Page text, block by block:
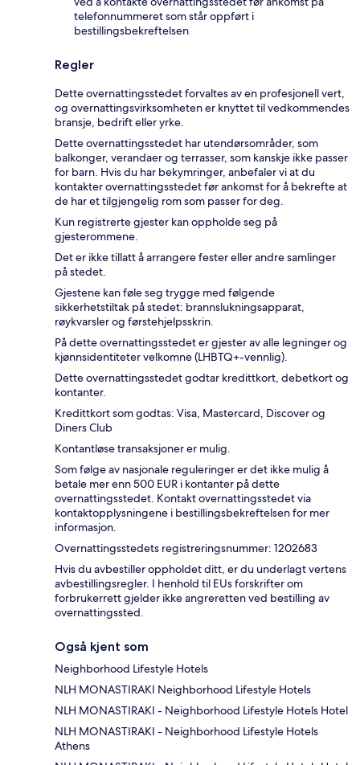
telefonnummeret som står oppført i
bestillingsbekreftelsen
Regler
Dette overnattingsstedet forvaltes av en profesjonell vert,
og overnattingsvirksomheten er knyttet til vedkommendes
bransje, bedrift eller yrke.
Dette overnattingsstedet har utendørsområder, som
balkonger, verandaer og terrasser, som kanskje ikke passer
for barn. Hvis du har bekymringer, anbefaler vi at du
kontakter overnattingsstedet før ankomst for å bekrefte at
de har et tilgjengelig rom som passer for deg.
Kun registrerte gjester kan oppholde seg på
gjesterommene.
Det er ikke tillatt å arrangere fester eller andre samlinger
på stedet.
Gjestene kan føle seg trygge med følgende
sikkerhetstiltak på stedet: brannslukningsapparat,
røykvarsler og førstehjelpsskrin.
På dette overnattingsstedet er gjester av alle legninger og
kjønnsidentiteter velkomne (LHBTQ+-vennlig).
Dette overnattingsstedet godtar kredittkort, debetkort og
kontanter.
Kredittkort som godtas: Visa, Mastercard, Discover og
Diners Club
Kontantløse transaksjoner er mulig.
Som følge av nasjonale reguleringer er det ikke mulig å
betale mer enn 500 EUR i kontanter på dette
overnattingsstedet. Kontakt overnattingsstedet via
kontaktopplysningene i bestillingsbekreftelsen for mer
informasjon.
Overnattingsstedets registreringsnummer: 1202683
Hvis du avbestiller oppholdet ditt, er du underlagt vertens
avbestillingsregler. I henhold til EUs forskrifter om
forbrukerrett gjelder ikke angreretten ved bestilling av
overnattingssted.
Også kjent som
Neighborhood Lifestyle Hotels
NLH MONASTIRAKI Neighborhood Lifestyle Hotels
NLH MONASTIRAKI - Neighborhood Lifestyle Hotels Hotel
NLH MONASTIRAKI - Neighborhood Lifestyle Hotels
Athens